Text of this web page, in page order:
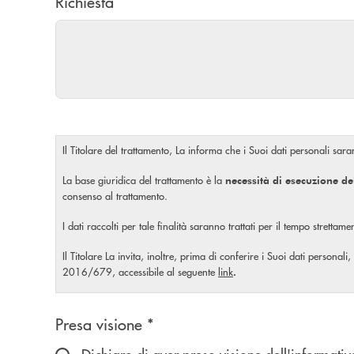
Il Titolare del trattamento, La informa che i Suoi dati personali
La base giuridica del trattamento è la necessità di esecuzione
consenso al trattamento.
I dati raccolti per tale finalità saranno trattati per il tempo
Il Titolare La invita, inoltre, prima di conferire i Suoi dati personali,
2016/679, accessibile al seguente link.
Scegliere un'opzione
Presa visione *